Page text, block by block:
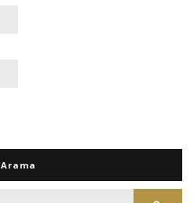
Arama